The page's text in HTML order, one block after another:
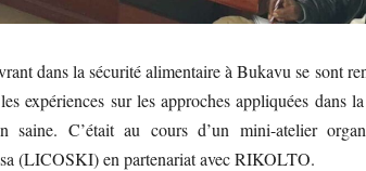
dans la sécurité alimentaire à Bukavu se sont
expériences sur les approches appliquées dans
saine. C’était au cours d’un mini-atelier
(LICOSKI) en partenariat avec RIKOLTO.